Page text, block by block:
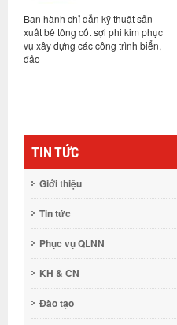
Ban hành chỉ dẫn kỹ thuật sản
xuất bê tông cốt sợi phi kim phục
vụ xây dựng các công trình biển,
đảo
TIN TỨC
Giới thiệu
Tin tức
Phục vụ QLNN
KH & CN
Đào tạo